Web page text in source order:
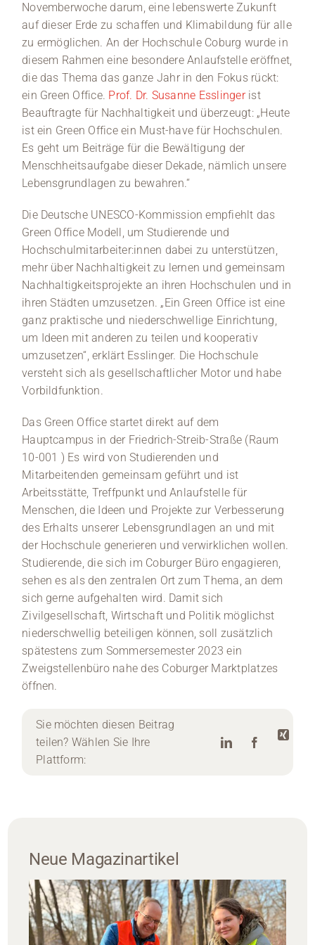
Novemberwoche darum, eine lebenswerte Zukunft
auf dieser Erde zu schaffen und Klimabildung für alle
zu ermöglichen. An der Hochschule Coburg wurde in
diesem Rahmen eine besondere Anlaufstelle eröffnet,
die das Thema das ganze Jahr in den Fokus rückt:
ein Green Office. Prof. Dr. Susanne Esslinger ist
Beauftragte für Nachhaltigkeit und überzeugt: „Heute
ist ein Green Office ein Must-have für Hochschulen.
Es geht um Beiträge für die Bewältigung der
Menschheitsaufgabe dieser Dekade, nämlich unsere
Lebensgrundlagen zu bewahren.“
Die Deutsche UNESCO-Kommission empfiehlt das
Green Office Modell, um Studierende und
Hochschulmitarbeiter:innen dabei zu unterstützen,
mehr über Nachhaltigkeit zu lernen und gemeinsam
Nachhaltigkeitsprojekte an ihren Hochschulen und in
ihren Städten umzusetzen. „Ein Green Office ist eine
ganz praktische und niederschwellige Einrichtung,
um Ideen mit anderen zu teilen und kooperativ
umzusetzen“, erklärt Esslinger. Die Hochschule
versteht sich als gesellschaftlicher Motor und habe
Vorbildfunktion.
Das Green Office startet direkt auf dem
Hauptcampus in der Friedrich-Streib-Straße (Raum
10-001 ) Es wird von Studierenden und
Mitarbeitenden gemeinsam geführt und ist
Arbeitsstätte, Treffpunkt und Anlaufstelle für
Menschen, die Ideen und Projekte zur Verbesserung
des Erhalts unserer Lebensgrundlagen an und mit
der Hochschule generieren und verwirklichen wollen.
Studierende, die sich im Coburger Büro engagieren,
sehen es als den zentralen Ort zum Thema, an dem
sich gerne aufgehalten wird. Damit sich
Zivilgesellschaft, Wirtschaft und Politik möglichst
niederschwellig beteiligen können, soll zusätzlich
spätestens zum Sommersemester 2023 ein
Zweigstellenbüro nahe des Coburger Marktplatzes
öffnen.
Sie möchten diesen Beitrag
teilen? Wählen Sie Ihre
Plattform:
Neue Magazinartikel